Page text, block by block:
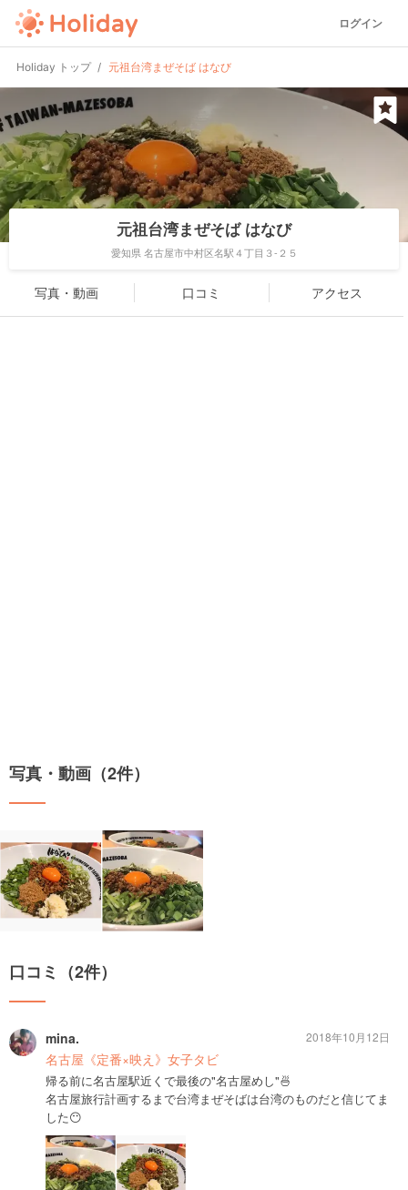
ログイン
Holiday トップ 元祖台湾まぜそば はなび
元祖台湾まぜそば はなび
愛知県 名古屋市中村区名駅４丁目３-２５
写真・動画 口コミ アクセス
写真・動画（2件）
口コミ（2件）
mina.
名古屋《定番×映え》女子タビ
帰る前に名古屋駅近くで最後の"名古屋めし"🍜
名古屋旅行計画するまで台湾まぜそばは台湾のものだと信じてま
した😶
2018年10月12日